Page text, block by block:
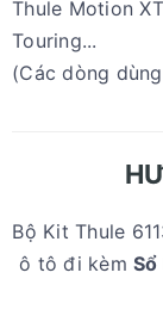
Thule Motion
Touring...
(Các dòng
Bộ Kit Thule
ô tô đi kèm